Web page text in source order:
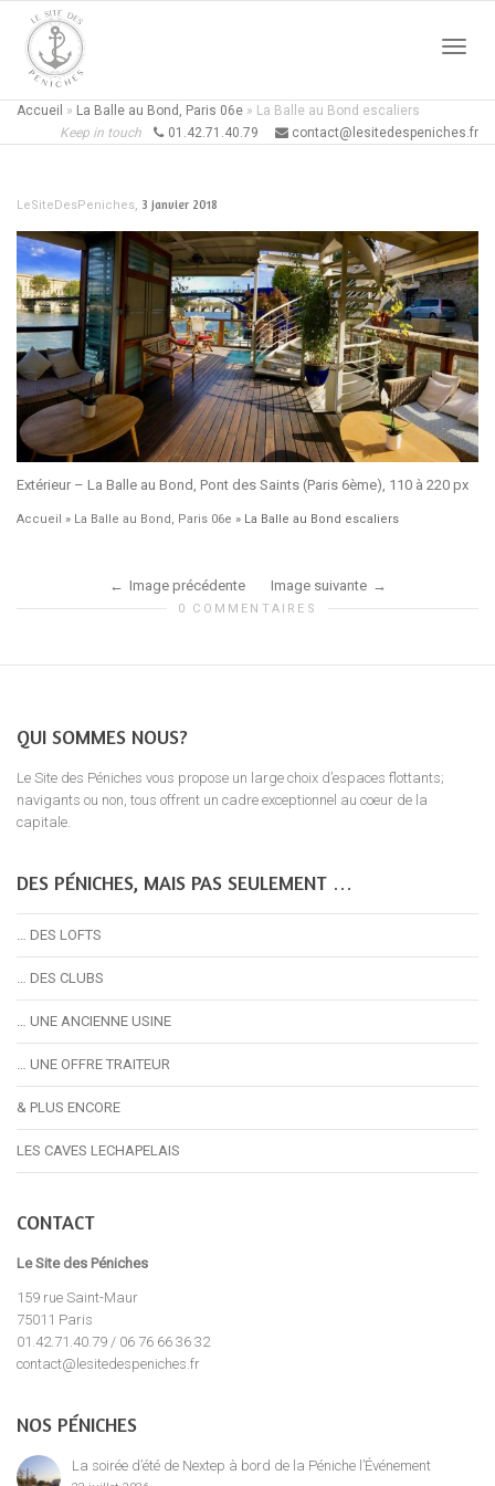
Accueil » La Balle au Bond, Paris 06e » La Balle au Bond escaliers
Keep in touch
01.42.71.40.79 contact@lesitedespeniches.fr
LeSiteDesPeniches, 3 janvier 2018
Extérieur – La Balle au Bond, Pont des Saints (Paris 6ème), 110 à 220 px
Accueil » La Balle au Bond, Paris 06e » La Balle au Bond escaliers
Image précédente Image suivante
0 COMMENTAIRES
QUI SOMMES NOUS?
Le Site des Péniches vous propose un large choix d’espaces flottants;
navigants ou non, tous offrent un cadre exceptionnel au coeur de la
capitale.
DES PÉNICHES, MAIS PAS SEULEMENT …
… DES LOFTS
… DES CLUBS
… UNE ANCIENNE USINE
… UNE OFFRE TRAITEUR
& PLUS ENCORE
LES CAVES LECHAPELAIS
CONTACT
Le Site des Péniches
159 rue Saint-Maur
75011 Paris
01.42.71.40.79 / 06 76 66 36 32
contact@lesitedespeniches.fr
NOS PÉNICHES
La soirée d’été de Nextep à bord de la Péniche l’Événement